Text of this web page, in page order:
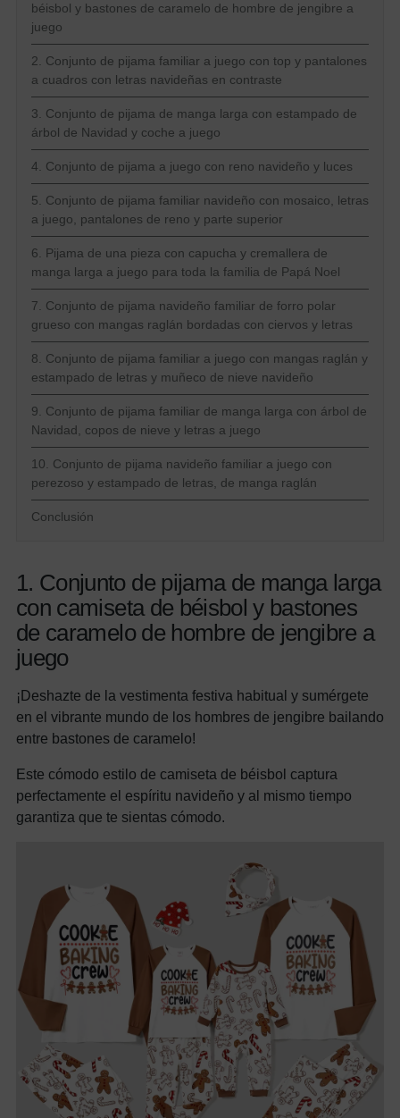
béisbol y bastones de caramelo de hombre de jengibre a
juego
2. Conjunto de pijama familiar a juego con top y pantalones
a cuadros con letras navideñas en contraste
3. Conjunto de pijama de manga larga con estampado de
árbol de Navidad y coche a juego
4. Conjunto de pijama a juego con reno navideño y luces
5. Conjunto de pijama familiar navideño con mosaico, letras
a juego, pantalones de reno y parte superior
6. Pijama de una pieza con capucha y cremallera de
manga larga a juego para toda la familia de Papá Noel
7. Conjunto de pijama navideño familiar de forro polar
grueso con mangas raglán bordadas con ciervos y letras
8. Conjunto de pijama familiar a juego con mangas raglán y
estampado de letras y muñeco de nieve navideño
9. Conjunto de pijama familiar de manga larga con árbol de
Navidad, copos de nieve y letras a juego
10. Conjunto de pijama navideño familiar a juego con
perezoso y estampado de letras, de manga raglán
Conclusión
1. Conjunto de pijama de manga larga
con camiseta de béisbol y bastones
de caramelo de hombre de jengibre a
juego
¡Deshazte de la vestimenta festiva habitual y sumérgete
en el vibrante mundo de los hombres de jengibre bailando
entre bastones de caramelo!
Este cómodo estilo de camiseta de béisbol captura
perfectamente el espíritu navideño y al mismo tiempo
garantiza que te sientas cómodo.